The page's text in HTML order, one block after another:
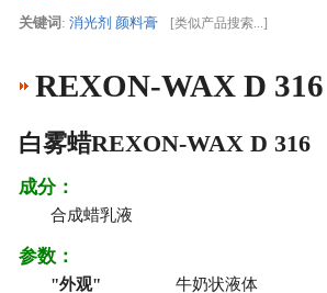
关键词 :消光剂 颜料膏 [类似产品搜索...]
REXON-WAX D 316
白雾蜡REXON-WAX D 316
成分：
合成蜡乳液
参数：
外观
牛奶状液体